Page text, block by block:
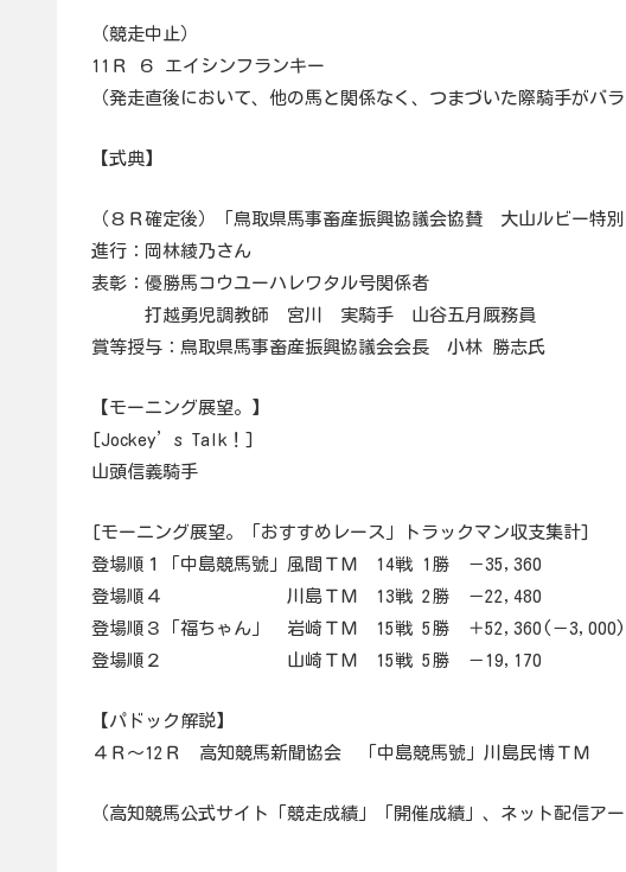
（競走中止）
11Ｒ ６ エイシンフランキー
（発走直後において、他の馬と関係なく、つまづいた際騎手がバ
【式典】
（８Ｒ確定後）「鳥取県馬事畜産振興協議会協賛 大山ルビー特
進行：岡林綾乃さん
表彰：優勝馬コウユーハレワタル号関係者
打越勇児調教師 宮川 実騎手 山谷五月厩務員
賞等授与：鳥取県馬事畜産振興協議会会長 小林 勝志氏
【モーニング展望。】
[Jockey’s Talk！]
山頭信義騎手
[モーニング展望。「おすすめレース」トラックマン収支集計]
登場順１「中島競馬號」風間ＴＭ 14戦 1勝 －35,360
登場順４ 川島ＴＭ 13戦 2勝 －22,480
登場順３「福ちゃん」 岩崎ＴＭ 15戦 5勝 ＋52,360(－3,000)
登場順２ 山崎ＴＭ 15戦 5勝 －19,170
【パドック解説】
４Ｒ～12Ｒ 高知競馬新聞協会 「中島競馬號」川島民博ＴＭ
（高知競馬公式サイト「競走成績」「開催成績」、ネット配信ア